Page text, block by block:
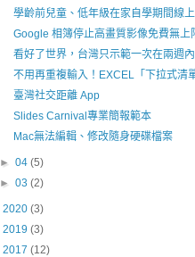
學齡前兒童、低年級在家自學期間線
Google 相簿停止高畫質影像免費無上
看好了世界，台灣只示範一次在兩週
不用再重複輸入！EXCEL「下拉式清單
臺灣社交距離 App
Slides Carnival專業簡報範本
Mac無法編輯、修改隨身硬碟檔案
►04(5)
►03(2)
2020 (3)
2019 (3)
2017 (12)